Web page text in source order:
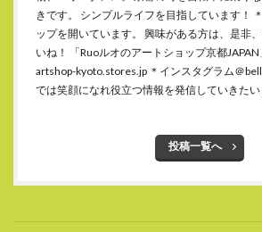
きです。 シンプルライフを目指しています！
ップを開いています。 興味がある方は、是非
いね！ 「Ruoルオのアートショップ京都
artshop-kyoto.stores.jp ＊インスタグラム＠
では笑顔になれ役立つ情報を発信していきたい
投稿一覧へ